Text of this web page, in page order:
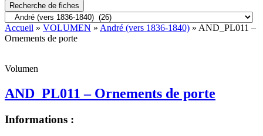
Recherche de fiches
Accueil » VOLUMEN » André (vers 1836-1840) » AND_PL011 –
Ornements de porte
Volumen
AND_PL011 – Ornements de porte
Informations :